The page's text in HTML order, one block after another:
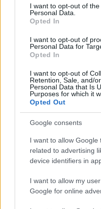
consent section.
I want to opt-out of
Personal Data.
Opted In
I want to opt-out of
Personal Data for
Opted In
I want to opt-out of
Retention, Sale, and/
Personal Data that Is
Purposes for which it
Opted Out
Google consents
I want to allow Google
related to advertising
device identifiers in
I want to allow my
Google for online
@elliotpage
születtem. Szerelmes
néven írtam alá.
megérteni, amikor azt
az. Nem, nem lehetsz
csak te érzed. Most
hogy önmagam
rendkívüli, és
benne”–mondtaaz
2020 decemberében